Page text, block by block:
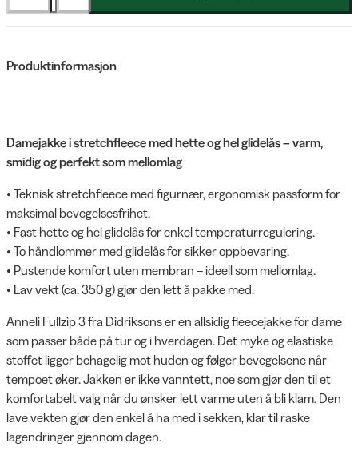
Produktinformasjon
Damejakke i stretchfleece med hette og hel glidelås – varm,
smidig og perfekt som mellomlag
• Teknisk stretchfleece med figurnær, ergonomisk passform for
maksimal bevegelsesfrihet.
• Fast hette og hel glidelås for enkel temperaturregulering.
• To håndlommer med glidelås for sikker oppbevaring.
• Pustende komfort uten membran – ideell som mellomlag.
• Lav vekt (ca. 350 g) gjør den lett å pakke med.
Anneli Fullzip 3 fra Didriksons er en allsidig fleecejakke for dame
som passer både på tur og i hverdagen. Det myke og elastiske
stoffet ligger behagelig mot huden og følger bevegelsene når
tempoet øker. Jakken er ikke vanntett, noe som gjør den til et
komfortabelt valg når du ønsker lett varme uten å bli klam. Den
lave vekten gjør den enkel å ha med i sekken, klar til raske
lagendringer gjennom dagen.